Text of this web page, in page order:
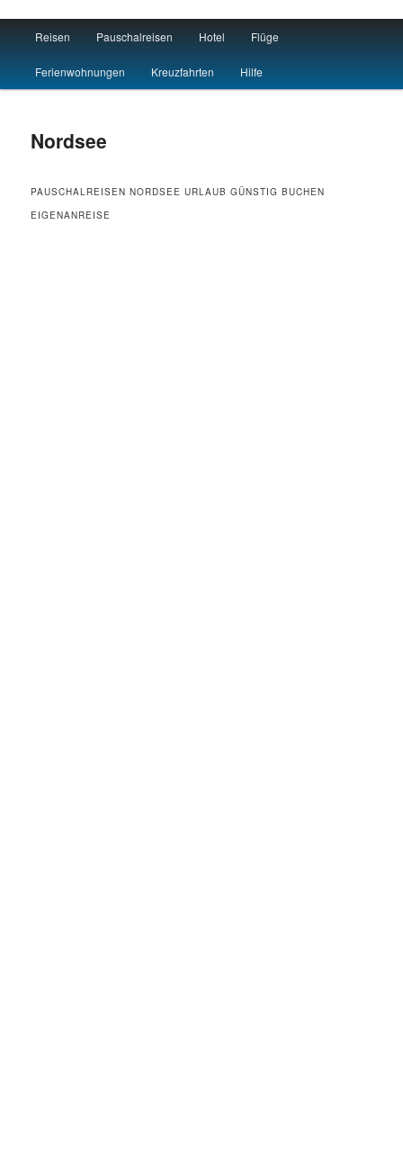
Travel : De
Skip to primary content
Skip to secondary content
Reisen Pauschalreisen Hotel Flüge
Ferienwohnungen Kreuzfahrten Hilfe
Nordsee
PAUSCHALREISEN NORDSEE URLAUB GÜNSTIG BUCHEN
EIGENANREISE